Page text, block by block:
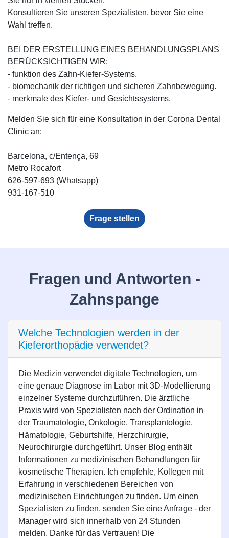
Konsultieren Sie unseren Spezialisten, bevor Sie eine
Wahl treffen.
BEI DER ERSTELLUNG EINES BEHANDLUNGSPLANS
BERÜCKSICHTIGEN WIR:
- funktion des Zahn-Kiefer-Systems.
- biomechanik der richtigen und sicheren Zahnbewegung.
- merkmale des Kiefer- und Gesichtssystems. ⠀
Melden Sie sich für eine Konsultation in der Corona Dental
Clinic an:
Barcelona, c/Entença, 69
Metro Rocafort ⠀
626-597-693 (Whatsapp)⠀
931-167-510⠀
Frage stellen
Fragen und Antworten -
Zahnspange
Welche Technologien werden in der
Kieferorthopädie verwendet?
Die Medizin verwendet digitale Technologien, um
eine genaue Diagnose im Labor mit 3D-Modellierung
einzelner Systeme durchzuführen. Die ärztliche
Praxis wird von Spezialisten nach der Ordination in
der Traumatologie, Onkologie, Transplantologie,
Hämatologie, Geburtshilfe, Herzchirurgie,
Neurochirurgie durchgeführt. Unser Blog enthält
Informationen zu medizinischen Behandlungen für
kosmetische Therapien. Ich empfehle, Kollegen mit
Erfahrung in verschiedenen Bereichen von
medizinischen Einrichtungen zu finden. Um einen
Spezialisten zu finden, senden Sie eine Anfrage - der
Manager wird sich innerhalb von 24 Stunden
melden. Danke für das Vertrauen! Die